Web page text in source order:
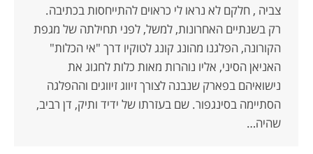
צביה , חלקם לא נראו לי כראוים להתייחסות בכתיבה.
רק בשנתיים האחרונות, למשל, לפני תחילתה של מגפת
הקורונה, הפלגנו מהונג קונג לטוקיו דרך "אי הכלות"
האניאן הסיני, אליו נוהרות מאות כלות לחגוג את
נישואיהם בפארק שנבנה לצורך זיווג זיווגים וההפלגה
הסתיימה בסינגפור. שם בעזרתו של ידיד ותיק, דן רביב,
שהיה…